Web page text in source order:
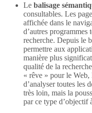
Le balisage
consultables. Les
affichée dans le
d’autres programmes
recherche. Depuis le
permettre aux
manière plus
qualité de la
« rêve » pour le Web,
d’analyser toutes les
très loin, mais la
par ce type d’objectif